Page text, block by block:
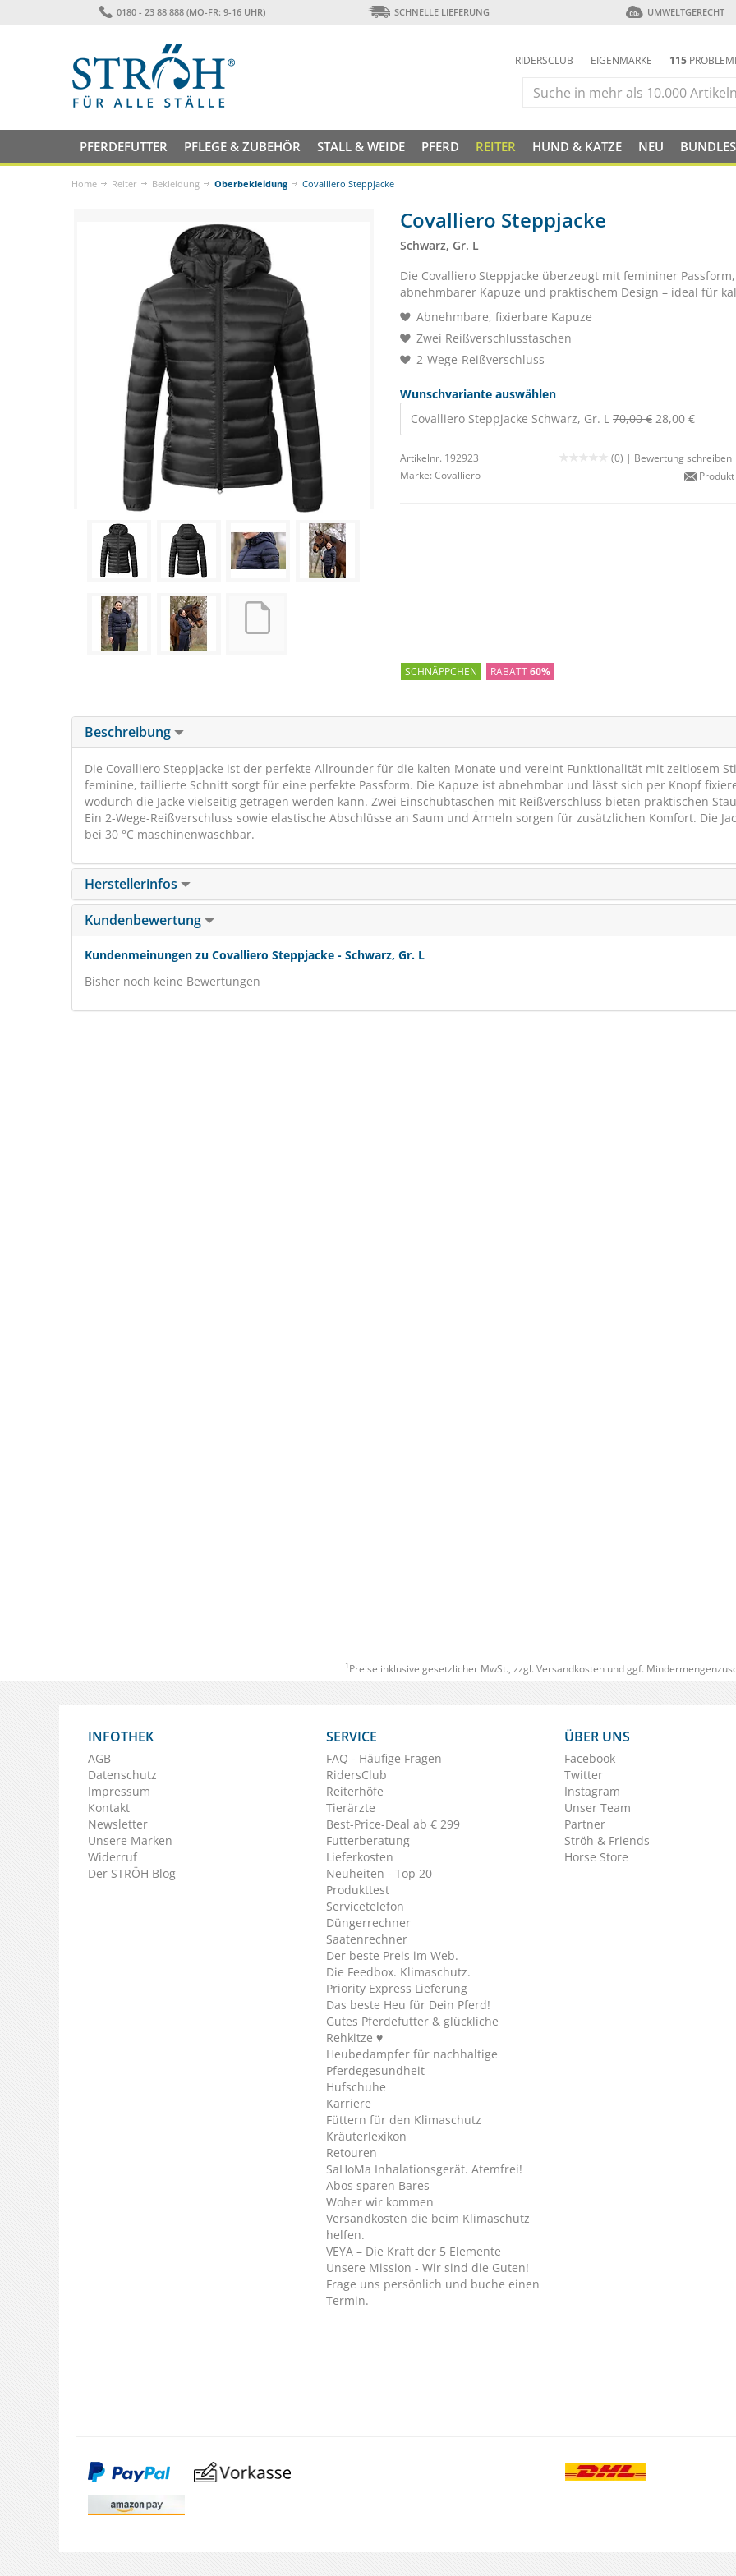
0180 - 23 88 888 (MO-FR: 9-16 UHR) SCHNELLE LIEFERUNG UMWELTGERECHT
RIDERSCLUB EIGENMARKE 115
PFERDEFUTTER PFLEGE & ZUBEHÖR STALL & WEIDE PFERD REITER HUND & KATZE NEU BUNDLES
Home Reiter Bekleidung Oberbekleidung Covalliero Steppjacke
Covalliero Steppjacke
Schwarz, Gr. L
Die Covalliero Steppjacke überzeugt mit femininer Passform,
abnehmbarer Kapuze und praktischem Design – ideal für
Abnehmbare, fixierbare Kapuze
Zwei Reißverschlusstaschen
2-Wege-Reißverschluss
Wunschvariante auswählen
Covalliero Steppjacke Schwarz, Gr. L 70,00 € 28,00 €
Artikelnr. 192923 (0) | Bewertung schreiben
Marke: Covalliero
SCHNÄPPCHEN RABATT60%
Beschreibung
Die Covalliero Steppjacke ist der perfekte Allrounder für die kalten Monate und vereint Funktionalität mit zeitlosem
feminine, taillierte Schnitt sorgt für eine perfekte Passform. Die Kapuze ist abnehmbar und lässt sich per Knopf
wodurch die Jacke vielseitig getragen werden kann. Zwei Einschubtaschen mit Reißverschluss bieten praktischen
Ein 2-Wege-Reißverschluss sowie elastische Abschlüsse an Saum und Ärmeln sorgen für zusätzlichen Komfort. Die
bei 30 °C maschinenwaschbar.
Herstellerinfos
Kundenbewertung
Kundenmeinungen zu Covalliero Steppjacke - Schwarz, Gr. L
Bisher noch keine Bewertungen
Husten
1 Preise inklusive gesetzlicher MwSt., zzgl. Versandkostenund ggf.
INFOTHEK
AGB
Datenschutz
Impressum
Kontakt
Newsletter
Unsere Marken
Widerruf
Der STRÖH Blog
SERVICE
FAQ - Häufige Fragen
RidersClub
Reiterhöfe
Tierärzte
Best-Price-Deal ab € 299
Futterberatung
Lieferkosten
Neuheiten - Top 20
Produkttest
Servicetelefon
Düngerrechner
Saatenrechner
Der beste Preis im Web.
Die Feedbox. Klimaschutz.
Priority Express Lieferung
Das beste Heu für Dein Pferd!
Gutes Pferdefutter & glückliche
Rehkitze ♥
Heubedampfer für nachhaltige
Pferdegesundheit
Hufschuhe
Karriere
Füttern für den Klimaschutz
Kräuterlexikon
Retouren
SaHoMa Inhalationsgerät. Atemfrei!
Abos sparen Bares
Woher wir kommen
Versandkosten die beim Klimaschutz
helfen.
VEYA – Die Kraft der 5 Elemente
Unsere Mission - Wir sind die Guten!
Frage uns persönlich und buche einen
Termin.
ÜBER UNS
Facebook
Twitter
Instagram
Unser Team
Partner
Ströh & Friends
Horse Store